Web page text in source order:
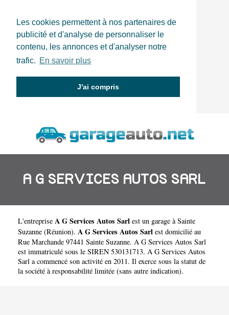
Les cookies permettent à nos partenaires de
publicité et d'analyse de personnaliser le
contenu, les annonces et d'analyser notre
trafic. En savoir plus
J'ai compris
A G SERVICES AUTOS SARL
L'entreprise A G Services Autos Sarl est un garage à Sainte
Suzanne (Réunion). A G Services Autos Sarl est domicilié au
Rue Marchande 97441 Sainte Suzanne. A G Services Autos Sarl
est immatriculé sous le SIREN 530131713. A G Services Autos
Sarl a commencé son activité en 2011. Il exerce sous la statut de
la société à responsabilité limitée (sans autre indication).